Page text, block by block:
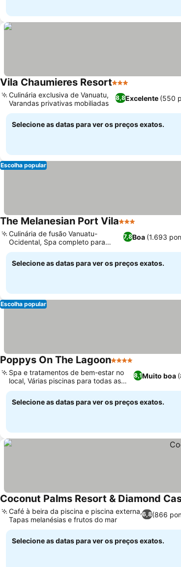
Vila Chaumieres Resort3 Estrelas
8,8Excelente (550
Culinária exclusiva de Vanuatu,
Varandas privativas mobiliadas
Selecione as datas para ver os preços exatos.
Escolha popular
The Melanesian Port Vila3 Estrelas
7,8Boa (1.693
Culinária de fusão Vanuatu-
Ocidental, Spa completo para
relaxar
Selecione as datas para ver os preços exatos.
Escolha popular
Poppys On The Lagoon4 Estrelas
8,1Muito boa
Spa e tratamentos de bem-estar no
local, Várias piscinas para todas as
idades
Selecione as datas para ver os preços exatos.
Coconut Palms Resort & Diamond
6,8(866
Café à beira da piscina e piscina externa,
Tapas melanésias e frutos do mar
Selecione as datas para ver os preços exatos.